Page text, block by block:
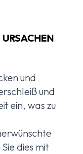
und
und
ein, was zu
dies mit